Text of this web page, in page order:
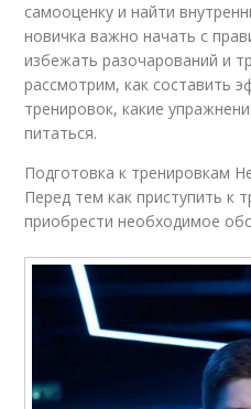
самооценку и найти
новичка важно начать с
избежать разочарований и
рассмотрим, как составить
тренировок, какие
питаться.
Подготовка к тренировкам
Перед тем как приступить к
приобрести необходимое